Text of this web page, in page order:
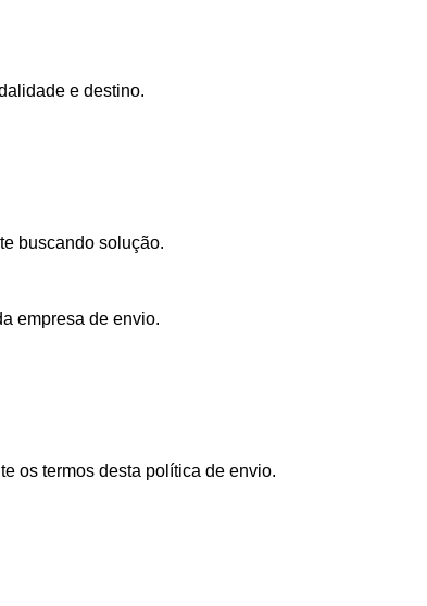
e destino.
buscando solução.
empresa de envio.
os termos desta política de envio.